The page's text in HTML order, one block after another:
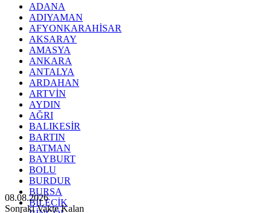
ADANA
ADIYAMAN
AFYONKARAHİSAR
AKSARAY
AMASYA
ANKARA
ANTALYA
ARDAHAN
ARTVİN
AYDIN
AĞRI
BALIKESİR
BARTIN
BATMAN
BAYBURT
BOLU
BURDUR
BURSA
BİLECİK
08.08.2026
Sonraki Vakte Kalan